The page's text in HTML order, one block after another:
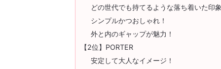
どの世代でも持てるような落ち着いた印象
シンプルかつおしゃれ！
外と内のギャップが魅力！
【2位】PORTER
安定して大人なイメージ！